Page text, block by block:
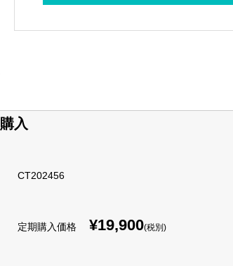
入
CT202456
定期購入価格 ¥19,900(税別)